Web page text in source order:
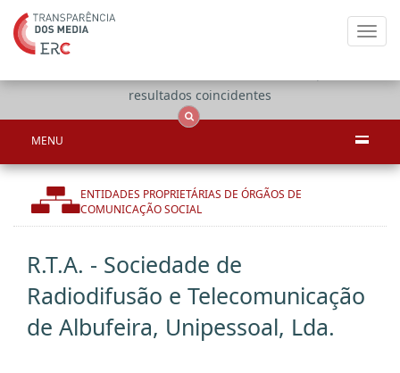
resultados coincidentes
MENU
ENTIDADES PROPRIETÁRIAS DE ÓRGÃOS DE
COMUNICAÇÃO SOCIAL
R.T.A. - Sociedade de
Radiodifusão e Telecomunicação
de Albufeira, Unipessoal, Lda.